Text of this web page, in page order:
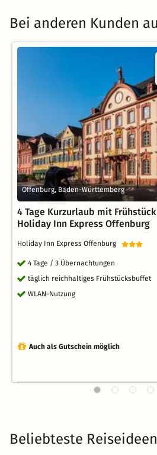
Bei anderen Kunden
Offenburg, Baden-Württemberg
4 Tage Kurzurlaub mit
Holiday Inn Express Offenburg
Holiday Inn Express Offenburg
4 Tage / 3 Übernachtungen
täglich reichhaltiges Frühstücksbuffet
WLAN-Nutzung
Auch als Gutschein möglich
Beliebteste Reiseideen
Städtereisen nach